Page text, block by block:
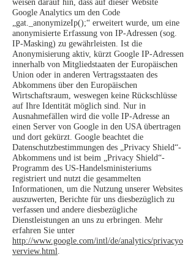
weisen darauf hin, dass auf dieser Website
Google Analytics um den Code
„gat._anonymizeIp();“ erweitert wurde, um eine
anonymisierte Erfassung von IP-Adressen (sog.
IP-Masking) zu gewährleisten. Ist die
Anonymisierung aktiv, kürzt Google IP-Adressen
innerhalb von Mitgliedstaaten der Europäischen
Union oder in anderen Vertragsstaaten des
Abkommens über den Europäischen
Wirtschaftsraum, weswegen keine Rückschlüsse
auf Ihre Identität möglich sind. Nur in
Ausnahmefällen wird die volle IP-Adresse an
einen Server von Google in den USA übertragen
und dort gekürzt. Google beachtet die
Datenschutzbestimmungen des „Privacy Shield“-
Abkommens und ist beim „Privacy Shield“-
Programm des US-Handelsministeriums
registriert und nutzt die gesammelten
Informationen, um die Nutzung unserer Websites
auszuwerten, Berichte für uns diesbezüglich zu
verfassen und andere diesbezügliche
Dienstleistungen an uns zu erbringen. Mehr
erfahren Sie unter
http://www.google.com/intl/de/analytics/privacyo
verview.html.